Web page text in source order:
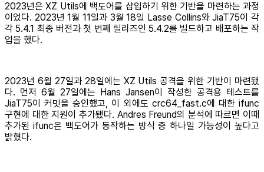
2023년은 XZ Utils에 백도어를 삽입하기 위한 기반을 마련하는 과정
이었다. 2023년 1월 11일과 3월 18일 Lasse Collins와 JiaT75이 각
각 5.4.1 최종 버전과 첫 번째 릴리즈인 5.4.2를 빌드하고 배포하는 작
업을 했다.
2023년 6월 27일과 28일에는 XZ Utils 공격을 위한 기반이 마련됐
다. 먼저 6월 27일에는 Hans Jansen이 작성한 공격용 테스트를
JiaT75이 커밋을 승인했고, 이 외에도 crc64_fast.c에 대한 ifunc
구현에 대한 지원이 추가됐다. Andres Freund의 분석에 따르면 이때
추가된 ifunc은 백도어가 동작하는 방식 중 하나일 가능성이 높다고
밝혔다.